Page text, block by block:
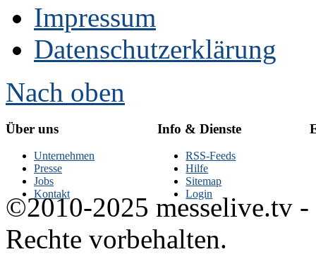
Impressum
Datenschutzerklärung
Nach oben
Über uns
Unternehmen
Presse
Jobs
Kontakt
Info & Dienste
RSS-Feeds
Hilfe
Sitemap
Login
©2010-2025 messelive.tv -
Rechte vorbehalten.